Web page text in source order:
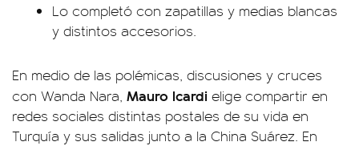
Lo completó con zapatillas y medias blancas
y distintos accesorios.
En medio de las polémicas, discusiones y cruces
con Wanda Nara, Mauro Icardi elige compartir en
redes sociales distintas postales de su vida en
Turquía y sus salidas junto a la China Suárez. En